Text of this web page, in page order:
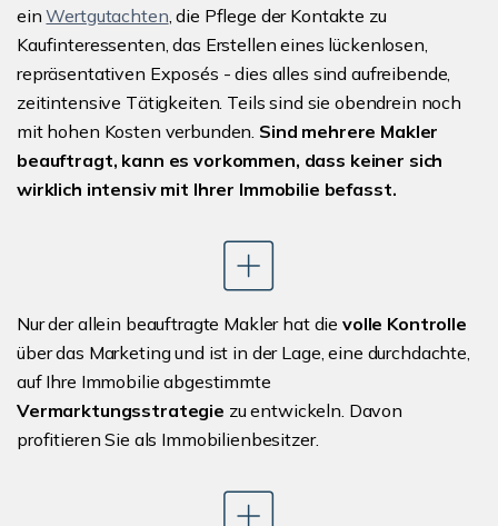
einWertgutachten , die Pflege der Kontakte zu
Kaufinteressenten, das Erstellen eines lückenlosen,
repräsentativen Exposés - dies alles sind aufreibende,
zeitintensive Tätigkeiten. Teils sind sie obendrein noch
mit hohen Kosten verbunden. Sind mehrere Makler
beauftragt, kann es vorkommen, dass keiner sich
wirklich intensiv mit Ihrer Immobilie befasst.
Nur der allein beauftragte Makler hat die volle Kontrolle
über das Marketing und ist in der Lage, eine durchdachte,
auf Ihre Immobilie abgestimmte
Vermarktungsstrategie zu entwickeln. Davon
profitieren Sie als Immobilienbesitzer.